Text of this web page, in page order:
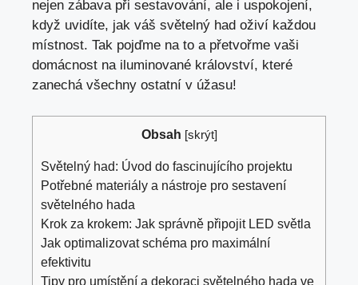
nejen zábava při sestavování, ale i uspokojení,
když uvidíte, jak váš světelný had oživí každou
místnost. Tak pojďme na to a přetvořme vaši
domácnost na iluminované království, které
zanechá všechny ostatní v úžasu!
Obsah [skrýt]
Světelný had: Úvod do fascinujícího projektu
Potřebné materiály a nástroje pro sestavení
světelného hada
Krok za krokem: Jak správně připojit LED světla
Jak optimalizovat schéma pro maximální
efektivitu
Tipy pro umístění a dekoraci světelného hada ve